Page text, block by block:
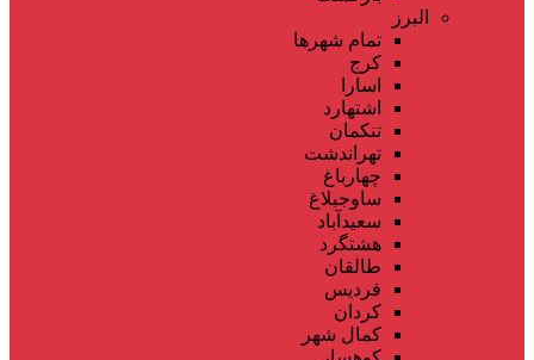
البرز
تمام شهر‌ها
کرج
اسارا
اشتهارد
تنکمان
تهراندشت
چهارباغ
ساوجبلاغ
سعیدآباد
هشتگرد
طالقان
فردیس
کردان
کمال شهر